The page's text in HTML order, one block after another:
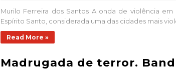
Murilo Ferreira dos Santos A onda de violência em
Espírito Santo, considerada uma das cidades mais
Read More »
Madrugada de terror.